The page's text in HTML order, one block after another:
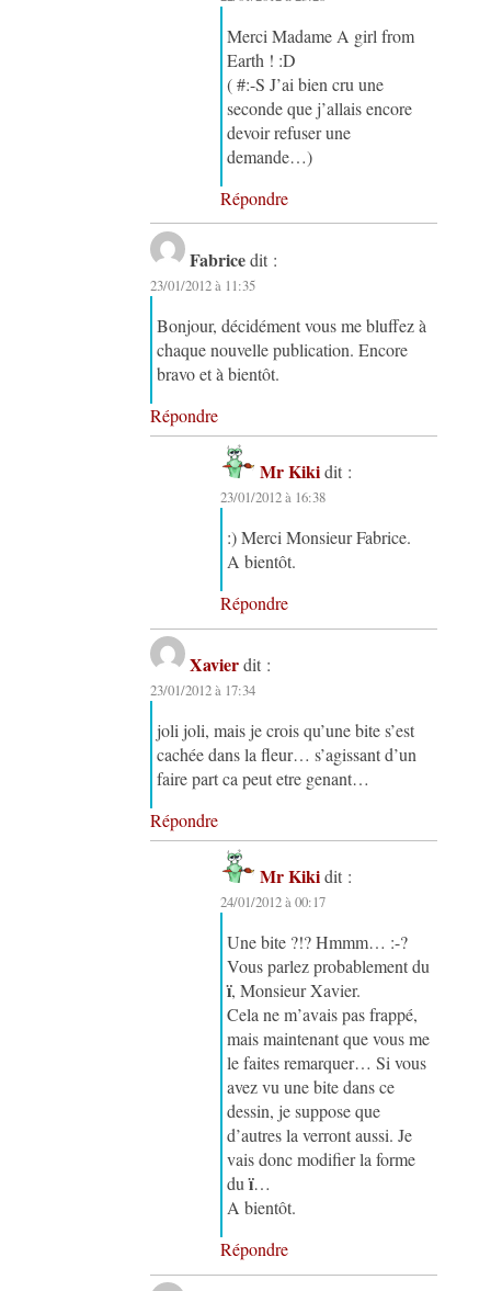
Merci Madame A girl from
Earth ! :D
( #:-S J’ai bien cru une
seconde que j’allais encore
devoir refuser une
demande…)
Répondre
Fabrice dit :
23/01/2012 à 11:35
Bonjour, décidément vous me bluffez à
chaque nouvelle publication. Encore
bravo et à bientôt.
Répondre
Mr Kiki dit :
23/01/2012 à 16:38
:) Merci Monsieur Fabrice.
A bientôt.
Répondre
Xavier dit :
23/01/2012 à 17:34
joli joli, mais je crois qu’une bite s’est
cachée dans la fleur… s’agissant d’un
faire part ca peut etre genant…
Répondre
Mr Kiki dit :
24/01/2012 à 00:17
Une bite ?!? Hmmm… :-?
Vous parlez probablement du
ï, Monsieur Xavier.
Cela ne m’avais pas frappé,
mais maintenant que vous me
le faites remarquer… Si vous
avez vu une bite dans ce
dessin, je suppose que
d’autres la verront aussi. Je
vais donc modifier la forme
duï…
A bientôt.
Répondre